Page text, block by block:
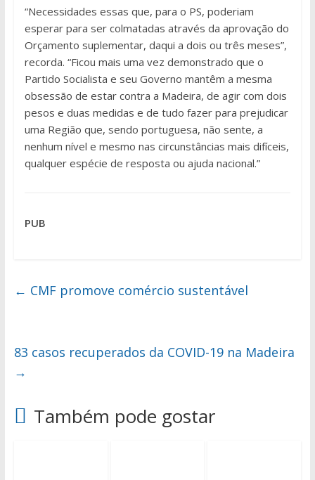
“Necessidades essas que, para o PS, poderiam
esperar para ser colmatadas através da aprovação do
Orçamento suplementar, daqui a dois ou três meses”,
recorda. “Ficou mais uma vez demonstrado que o
Partido Socialista e seu Governo mantêm a mesma
obsessão de estar contra a Madeira, de agir com dois
pesos e duas medidas e de tudo fazer para prejudicar
uma Região que, sendo portuguesa, não sente, a
nenhum nível e mesmo nas circunstâncias mais difíceis,
qualquer espécie de resposta ou ajuda nacional.”
PUB
← CMF promove comércio sustentável
83 casos recuperados da COVID-19 na Madeira
→
Também pode gostar